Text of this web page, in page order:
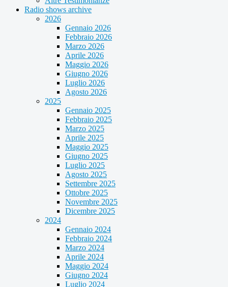
Radio shows archive
2026
Gennaio 2026
Febbraio 2026
Marzo 2026
Aprile 2026
Maggio 2026
Giugno 2026
Luglio 2026
Agosto 2026
2025
Gennaio 2025
Febbraio 2025
Marzo 2025
Aprile 2025
Maggio 2025
Giugno 2025
Luglio 2025
Agosto 2025
Settembre 2025
Ottobre 2025
Novembre 2025
Dicembre 2025
2024
Gennaio 2024
Febbraio 2024
Marzo 2024
Aprile 2024
Maggio 2024
Giugno 2024
Luglio 2024